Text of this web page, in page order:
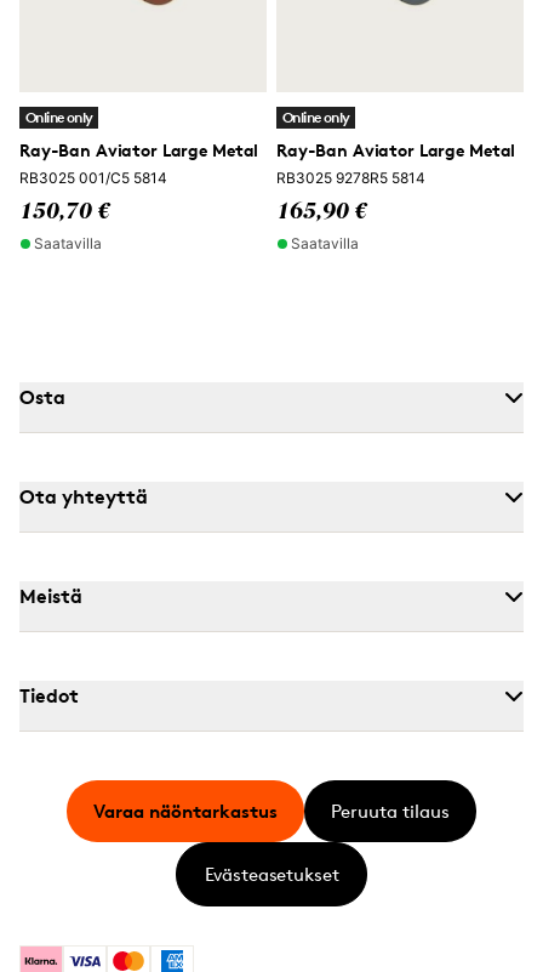
Online only
Ray-Ban Aviator Large Metal
RB3025 001/C5 5814
150,70 €
Saatavilla
Online only
Ray-Ban Aviator Large Metal
RB3025 9278R5 5814
165,90 €
Saatavilla
Osta
Ota yhteyttä
Meistä
Tiedot
KlarnaVisa MastercardAmerican Express
Varaa näöntarkastus Peruuta tilaus
Evästeasetukset